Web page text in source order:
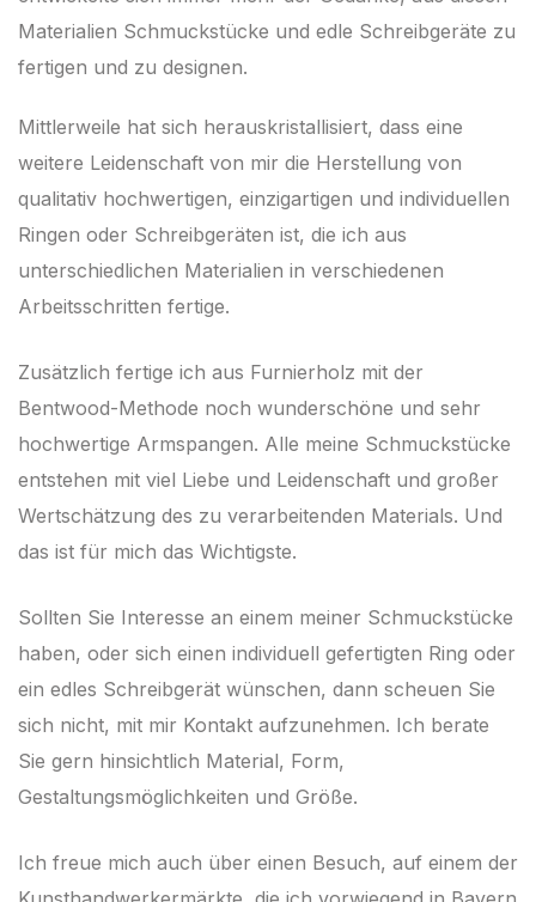
Materialien Schmuck­stücke und edle Schreibgeräte zu
fertigen und zu designen.
Mittlerweile hat sich herauskristallisiert, dass eine
weitere Leidenschaft von mir die Herstellung von
qualitativ hoch­wertigen, einzigartigen und individuellen
Ringen oder Schreib­geräten ist, die ich aus
unterschiedlichen Materialien in ver­schiedenen
Arbeitsschritten fertige.
Zusätzlich fertige ich aus Furnierholz mit der
Bentwood-Methode noch wunderschöne und sehr
hochwertige Armspangen. Alle meine Schmuckstücke
entstehen mit viel Liebe und Leidenschaft und großer
Wertschätzung des zu verarbeitenden Materials. Und
das ist für mich das Wichtigste.
Sollten Sie Interesse an einem meiner Schmuckstücke
haben, oder sich einen individuell gefertigten Ring oder
ein edles Schreibgerät wünschen, dann scheuen Sie
sich nicht, mit mir Kontakt aufzunehmen. Ich berate
Sie gern hinsichtlich Material, Form,
Gestaltungsmöglichkeiten und Größe.
Ich freue mich auch über einen Besuch, auf einem der